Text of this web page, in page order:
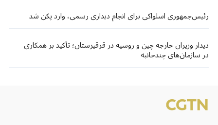
رئیس‌جمهوری اسلواکی برای انجام دیداری رسمی، وارد پکن شد
دیدار وزیران خارجه چین و روسیه در قرقیزستان؛ تأکید بر همکاری
در سازمان‌های چندجانبه